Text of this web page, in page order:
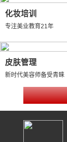
化妆培训
专注美业教育21年
皮肤管理
新时代美容师备受青睐